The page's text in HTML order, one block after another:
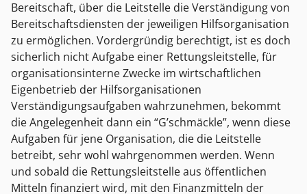
Bereitschaft, über die Leitstelle die Verständigung von
Bereitschaftsdiensten der jeweiligen Hilfsorganisation
zu ermöglichen. Vordergründig berechtigt, ist es doch
sicherlich nicht Aufgabe einer Rettungsleitstelle, für
organisationsinterne Zwecke im wirtschaftlichen
Eigenbetrieb der Hilfsorganisationen
Verständigungsaufgaben wahrzunehmen, bekommt
die Angelegenheit dann ein “G’schmäckle”, wenn diese
Aufgaben für jene Organisation, die die Leitstelle
betreibt, sehr wohl wahrgenommen werden. Wenn
und sobald die Rettungsleitstelle aus öffentlichen
Mitteln finanziert wird, mit den Finanzmitteln der